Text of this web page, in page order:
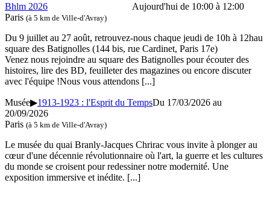
Bhlm 2026
Aujourd'hui de 10:00 à 12:00
Paris (à 5 km de Ville-d'Avray)
Du 9 juillet au 27 août, retrouvez-nous chaque jeudi de 10h à 12hau
square des Batignolles (144 bis, rue Cardinet, Paris 17e)
Venez nous rejoindre au square des Batignolles pour écouter des
histoires, lire des BD, feuilleter des magazines ou encore discuter
avec l'équipe !Nous vous attendons [...]
Musée▶1913-1923 : l'Esprit du TempsDu 17/03/2026 au
20/09/2026
Paris (à 5 km de Ville-d'Avray)
Le musée du quai Branly-Jacques Chrirac vous invite à plonger au
cœur d'une décennie révolutionnaire où l'art, la guerre et les cultures
du monde se croisent pour redessiner notre modernité. Une
exposition immersive et inédite. [...]